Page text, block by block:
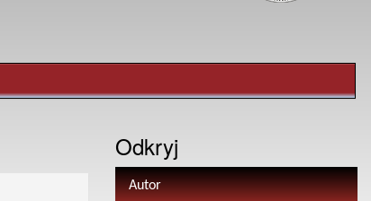
Odkryj
Autor